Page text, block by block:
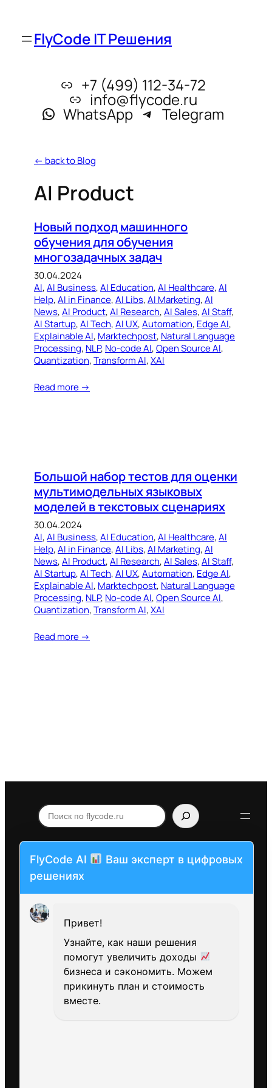
FlyCode IT Решения
+7 (499) 112-34-72
info@flycode.ru
WhatsApp Telegram
← back to Blog
AI Product
Новый подход машинного
обучения для обучения
многозадачных задач
30.04.2024
AI, AI Business, AI Education, AI Healthcare, AI
Help, AI in Finance, AI Libs, AI Marketing, AI
News, AI Product, AI Research, AI Sales, AI Staff
AI Startup, AI Tech, AI UX, Automation, Edge AI
Explainable AI, Marktechpost, Natural Language
Processing, NLP, No-code AI, Open Source AI
Quantization, Transform AI, XAI
Read more →
Большой набор тестов для оценки
мультимодельных языковых
моделей в текстовых сценариях
30.04.2024
AI, AI Business, AI Education, AI Healthcare, AI
Help, AI in Finance, AI Libs, AI Marketing, AI
News, AI Product, AI Research, AI Sales, AI Staff
AI Startup, AI Tech, AI UX, Automation, Edge AI
Explainable AI, Marktechpost, Natural Language
Processing, NLP, No-code AI, Open Source AI
Quantization, Transform AI, XAI
Read more →
Поиск
по
FlyCode AI
Ваш эксперт в цифровых
решениях
Привет!
Узнайте, как наши решения
помогут увеличить доходы
бизнеса и сэкономить. Можем
прикинуть план и стоимость
вместе.